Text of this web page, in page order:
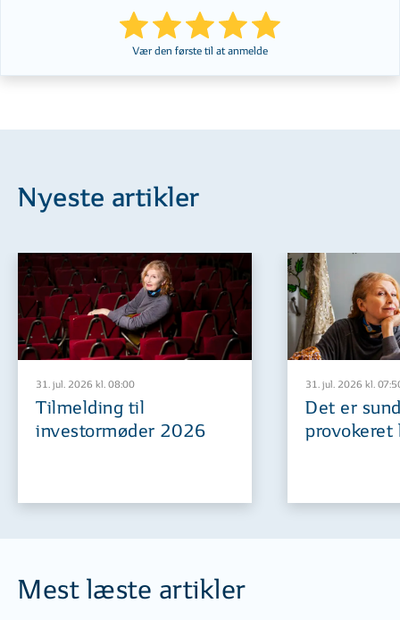
Vær den første til at anmelde
Nyeste artikler
31. jul. 2026 kl. 08:00
Tilmelding til
investormøder 2026
31. jul. 2026 kl.
Det er
provokeret
Mest læste artikler